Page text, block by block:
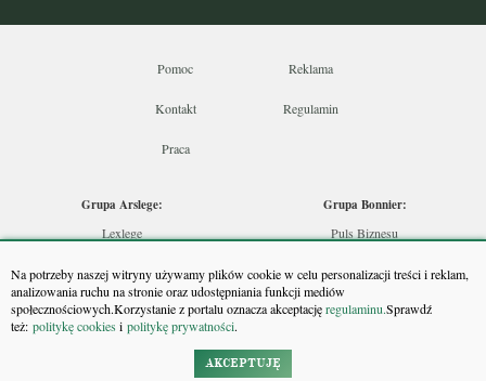
Na potrzeby naszej witryny używamy plików cookie w celu personalizacji treści i reklam,
analizowania ruchu na stronie oraz udostępniania funkcji mediów
społecznościowych.Korzystanie z portalu oznacza akceptacjęregulaminu.Sprawdź
też: politykę cookiesi politykę prywatności.
AKCEPTUJĘ
Pomoc Reklama
Kontakt Regulamin
Praca
Grupa Arslege:
Lexlege
Skarbowcy
Urzędnik
Rzeczoznawca
Grupa Bonnier:
Puls Biznesu
Puls Medycyny
Monitor Firm